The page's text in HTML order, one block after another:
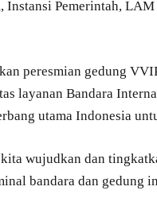
Instansi Pemerintah,
peresmian gedung
layanan Bandara
utama Indonesia
wujudkan dan
bandara dan gedung